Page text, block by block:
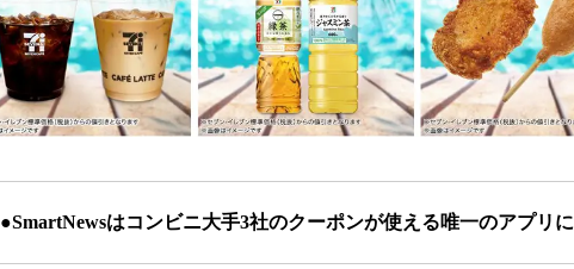
●SmartNewsはコンビニ大手3社のクーポンが使える唯一のアプリに